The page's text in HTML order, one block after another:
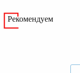
Рекомендуем